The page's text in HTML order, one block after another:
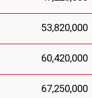
53,820,000
60,420,000
67,250,000